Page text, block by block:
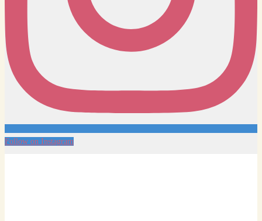
Follow on Instagram